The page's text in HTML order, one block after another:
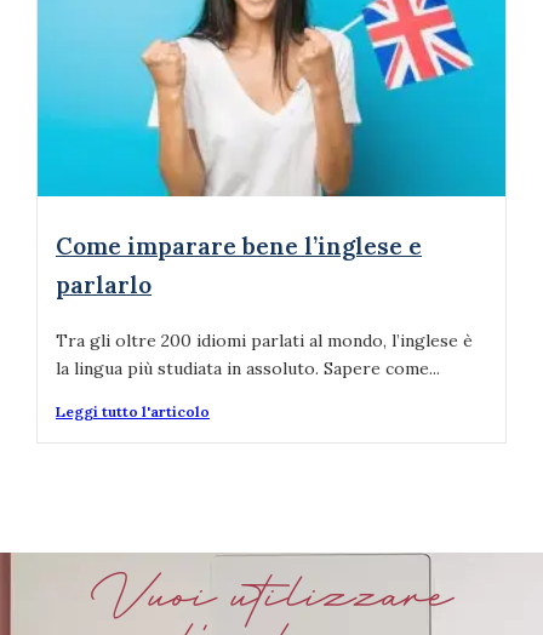
Come imparare bene l’inglese e
parlarlo
Tra gli oltre 200 idiomi parlati al mondo, l’inglese è
la lingua più studiata in assoluto. Sapere come...
Leggi tutto l'articolo
Vuoi utilizzare